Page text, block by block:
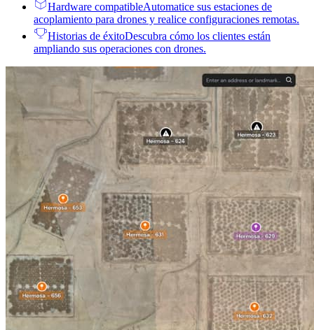
Hardware compatibleAutomatice sus estaciones de
acoplamiento para drones y realice configuraciones remotas.
Historias de éxitoDescubra cómo los clientes están
ampliando sus operaciones con drones.